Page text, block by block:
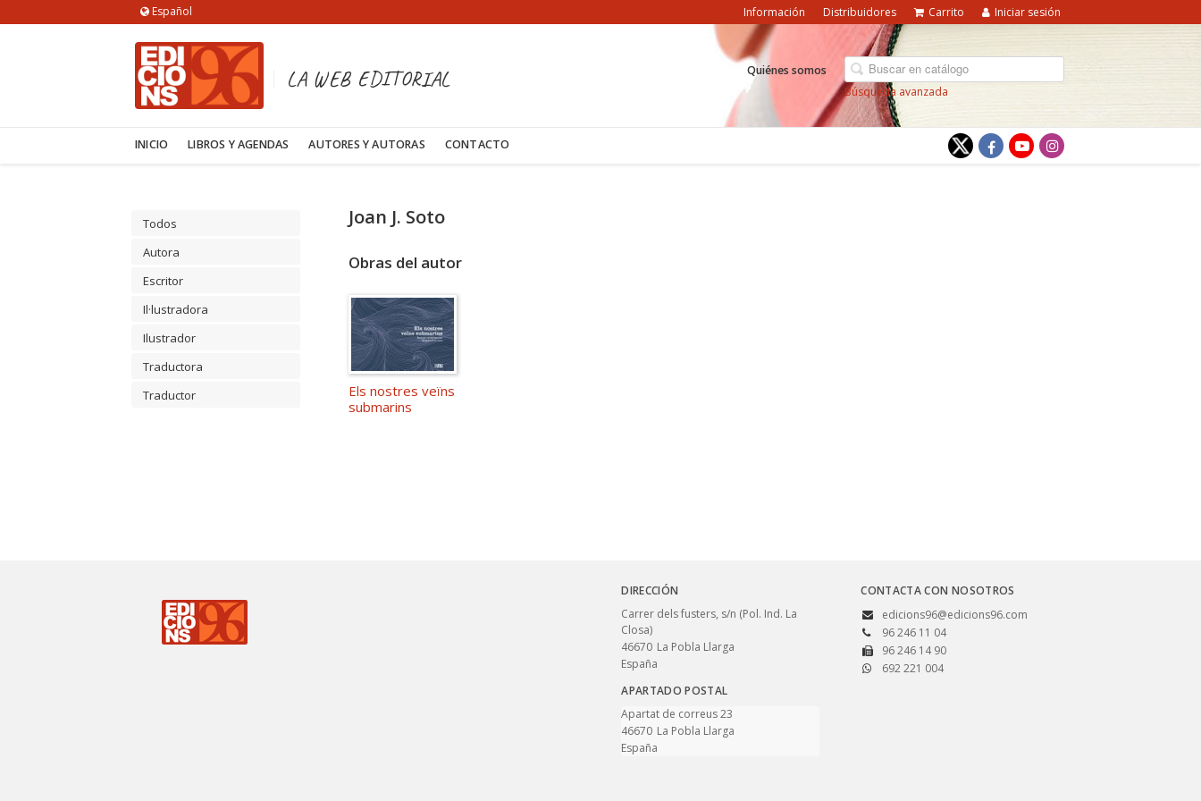
Español Información Distribuidores Carrito Iniciar sesión
LA WEB EDITORIAL Búsqueda avanzada
Quiénes somos
INICIO LIBROS Y AGENDAS AUTORES Y AUTORAS CONTACTO
Todos
Autora
Escritor
Il·lustradora
Ilustrador
Traductora
Traductor
Joan J. Soto
Obras del autor
Els nostres veïns
submarins
DIRECCIÓN
Carrer dels fusters, s/n (Pol. Ind. La
Closa)
46670 La Pobla Llarga
España
APARTADO POSTAL
Apartat de correus 23
46670 La Pobla Llarga
España
CONTACTA CON NOSOTROS
edicions96@edicions96.com
96 246 11 04
96 246 14 90
692 221 004